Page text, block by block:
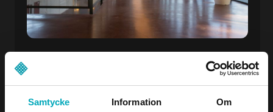
Samtycke Information Om
Trappräcke med krenelerat galler är också